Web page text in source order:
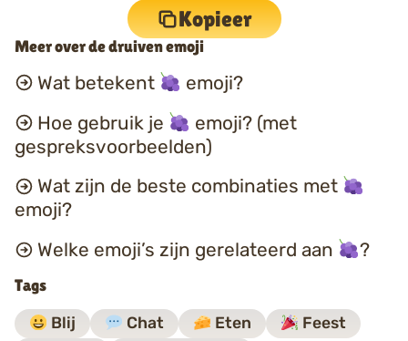
Kopieer
Meer over de druiven emoji
Wat betekent
emoji?
Hoe gebruik je
emoji? (met
gespreksvoorbeelden)
Wat zijn de beste combinaties met
emoji?
Welke emoji’s zijn gerelateerd aan
?
Tags
Blij Chat Eten
Feest